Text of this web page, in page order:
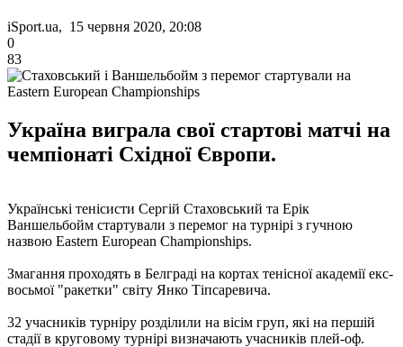
iSport.ua, 15 червня 2020, 20:08
0
83
Україна виграла свої стартові матчі на
чемпіонаті Східної Європи.
Українські тенісисти Сергій Стаховський та Ерік
Ваншельбойм стартували з перемог на турнірі з гучною
назвою Eastern European Championships.
Змагання проходять в Белграді на кортах тенісної академії екс-
восьмої "ракетки" світу Янко Тіпсаревича.
32 учасників турніру розділили на вісім груп, які на першій
стадії в круговому турнірі визначають учасників плей-оф.